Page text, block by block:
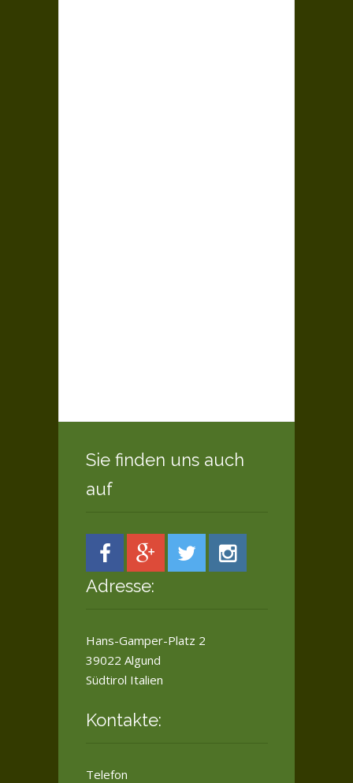
Sie finden uns auch
auf
Adresse:
Hans-Gamper-Platz 2
39022 Algund
Südtirol Italien
Kontakte:
Telefon